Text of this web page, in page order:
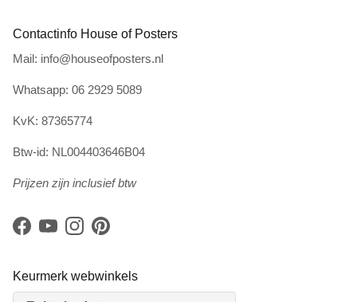
Contactinfo House of Posters
Mail: info@houseofposters.nl
Whatsapp: 06 2929 5089
KvK: 87365774
Btw-id: NL004403646B04
Prijzen zijn inclusief btw
Facebook
YouTubeInstagramPinterest
Keurmerk webwinkels